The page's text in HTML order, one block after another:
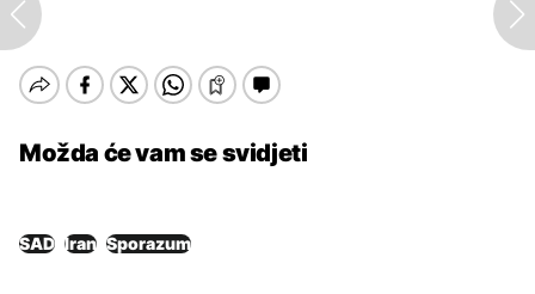
Možda će vam se svidjeti
SAD Iran Sporazum